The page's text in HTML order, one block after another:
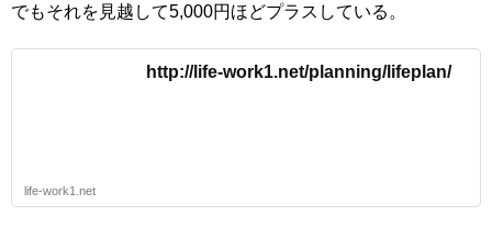
でもそれを見越して5,000円ほどプラスしている。
http://life-work1.net/planning/lifeplan/
life-work1.net